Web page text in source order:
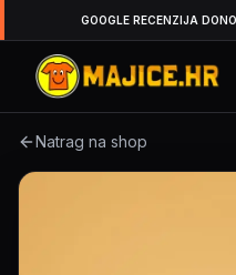
GOOGLE RECENZIJA
Natrag na shop